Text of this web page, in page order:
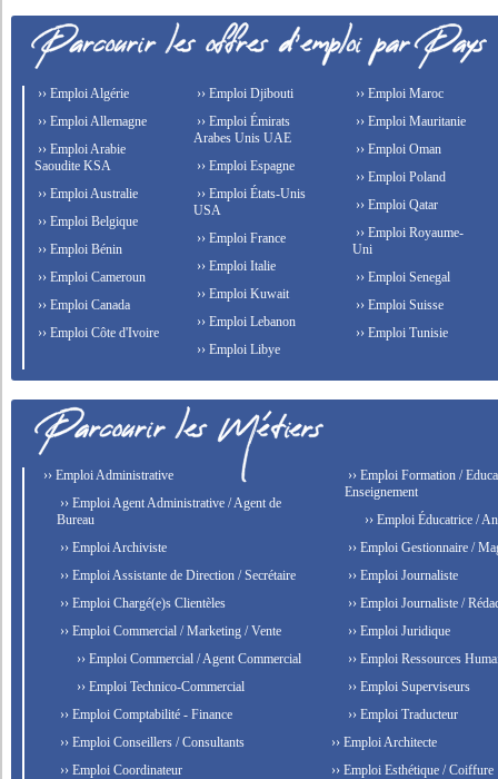
›› Emploi Algérie
›› Emploi Allemagne
›› Emploi Arabie
Saoudite KSA
›› Emploi Australie
›› Emploi Belgique
›› Emploi Bénin
›› Emploi Cameroun
›› Emploi Canada
›› Emploi Côte d'Ivoire
›› Emploi Djibouti
›› Emploi Émirats
Arabes Unis UAE
›› Emploi Espagne
›› Emploi États-Unis
USA
›› Emploi France
›› Emploi Italie
›› Emploi Kuwait
›› Emploi Lebanon
›› Emploi Libye
›› Emploi Maroc
›› Emploi Mauritanie
›› Emploi Oman
›› Emploi Poland
›› Emploi Qatar
›› Emploi Royaume-
Uni
›› Emploi Senegal
›› Emploi Suisse
›› Emploi Tunisie
›› Emploi Administrative
›› Emploi Agent Administrative / Agent de
Bureau
›› Emploi Archiviste
›› Emploi Assistante de Direction / Secrétaire
›› Emploi Chargé(e)s Clientèles
›› Emploi Commercial / Marketing / Vente
›› Emploi Commercial / Agent Commercial
›› Emploi Technico-Commercial
›› Emploi Comptabilité - Finance
›› Emploi Conseillers / Consultants
›› Emploi Coordinateur
›› Emploi Formation /
Enseignement
›› Emploi Éducatrice /
›› Emploi Gestionnaire /
›› Emploi Journaliste
›› Emploi Journaliste /
›› Emploi Juridique
›› Emploi Ressources
›› Emploi Superviseurs
›› Emploi Traducteur
›› Emploi Architecte
›› Emploi Esthétique / Coiffure